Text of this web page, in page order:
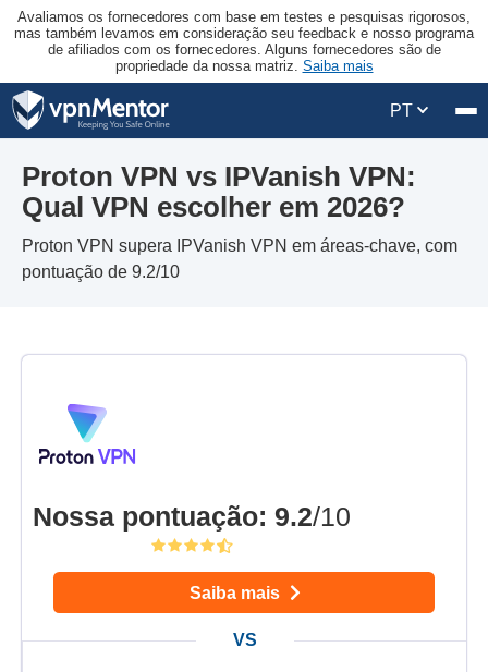
Avaliamos os fornecedores com base em testes e pesquisas rigorosos,
mas também levamos em consideração seu feedback e nosso programa
de afiliados com os fornecedores. Alguns fornecedores são de
propriedade da nossa matriz. Saiba mais
PT
Proton VPN vs IPVanish VPN:
Qual VPN escolher em 2026?
Proton VPN supera IPVanish VPN em áreas-chave, com
pontuação de 9.2/10
Nossa pontuação: 9.2/10
Saiba mais